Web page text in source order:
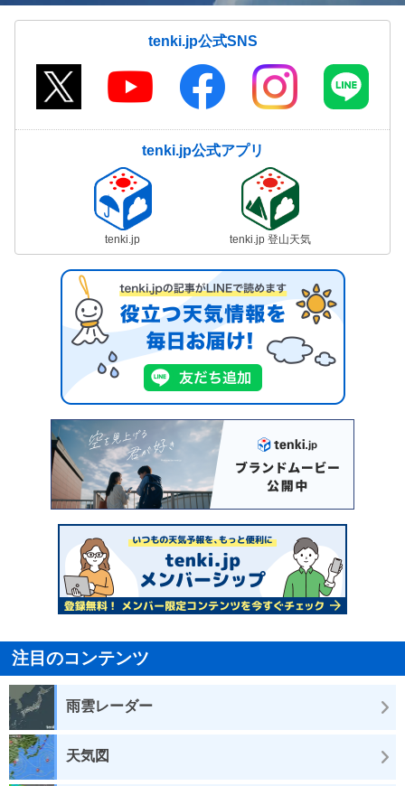
tenki.jp公式SNS
tenki.jp公式アプリ
tenki.jp tenki.jp 登山天気
注目のコンテンツ
雨雲レーダー
天気図